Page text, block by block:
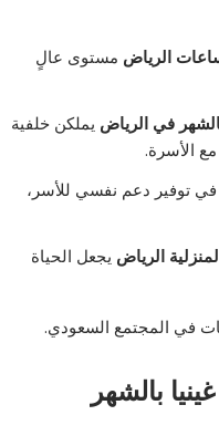
الرياض مستوى عالٍ
في الرياض يملكن خلفية
مع الأسرة.
توفير دعم نفسي للأسر،
الرياض يجعل الحياة
في المجتمع السعودي.
بالشهر